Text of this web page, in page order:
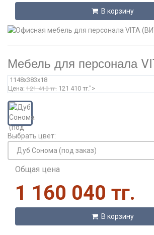
В корзину
Мебель для персонала
1148x383x18
Цена: 121 410 тг. 121 410 тг.">
Выбрать цвет:
Общая цена
1 160 040 тг.
В корзину